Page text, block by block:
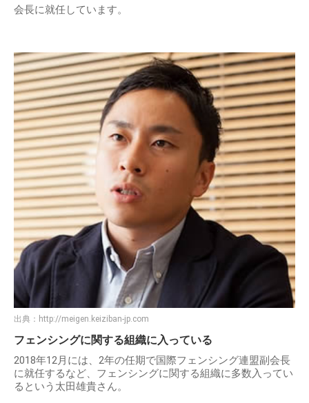
会長に就任しています。
出典： http://meigen.keiziban-jp.com
フェンシングに関する組織に入っている
2018年12月には、2年の任期で国際フェンシング連盟副会長
に就任するなど、フェンシングに関する組織に多数入ってい
るという太田雄貴さん。